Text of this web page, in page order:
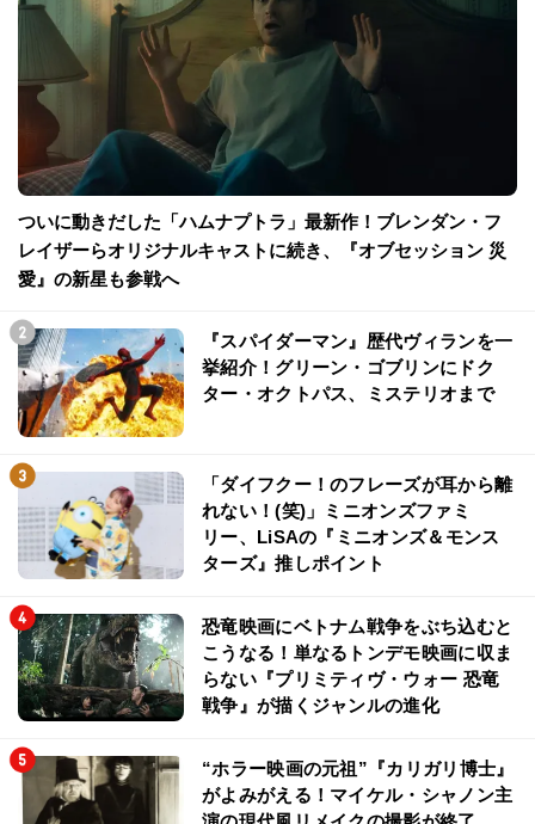
ついに動きだした「ハムナプトラ」最新作！ブレンダン・フ
レイザーらオリジナルキャストに続き、『オブセッション 災
愛』の新星も参戦へ
『スパイダーマン』歴代ヴィランを一
挙紹介！グリーン・ゴブリンにドク
ター・オクトパス、ミステリオまで
「ダイフクー！のフレーズが耳から離
れない！(笑)」ミニオンズファミ
リー、LiSAの『ミニオンズ＆モンス
ターズ』推しポイント
恐竜映画にベトナム戦争をぶち込むと
こうなる！単なるトンデモ映画に収ま
らない『プリミティヴ・ウォー 恐竜
戦争』が描くジャンルの進化
“ホラー映画の元祖”『カリガリ博士』
がよみがえる！マイケル・シャノン主